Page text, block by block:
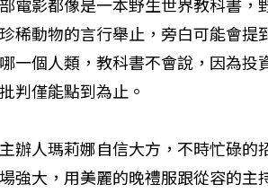
稀動物的言行舉止，旁白可能會提
一個人類，教科書不會說，因為投
判僅能點到為止。
辦人瑪莉娜自信大方，不時忙碌的
強大，用美麗的晚禮服跟從容的主